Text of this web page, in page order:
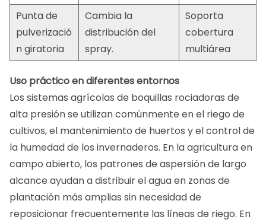
Punta de
pulverizació
n giratoria
Cambia la
distribución del
spray.
Soporta
cobertura
multiárea
Uso práctico en diferentes entornos
Los sistemas agrícolas de boquillas rociadoras de
alta presión se utilizan comúnmente en el riego de
cultivos, el mantenimiento de huertos y el control de
la humedad de los invernaderos. En la agricultura en
campo abierto, los patrones de aspersión de largo
alcance ayudan a distribuir el agua en zonas de
plantación más amplias sin necesidad de
reposicionar frecuentemente las líneas de riego. En